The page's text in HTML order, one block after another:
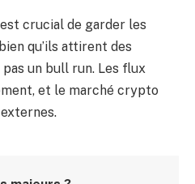
crucial de garder les
qu’ils attirent des
un bull run. Les flux
et le marché crypto